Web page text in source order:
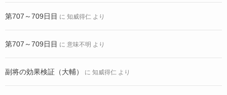
第707～709日目 に 知威得仁 より
第707～709日目 に 意味不明 より
副将の効果検証（大輔） に 知威得仁 より